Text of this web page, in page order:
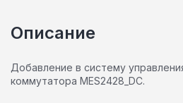
Описание
Добавление в систему
коммутатора MES2428_DC.